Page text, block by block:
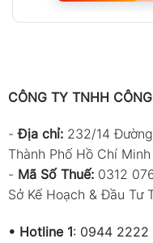
CÔNG TY TNHH
-Địa chỉ: 232/14
Thành Phố Hồ Chí Minh
- Mã Số Thuế: 0312
Sở Kế Hoạch & Đầu Tư
• Hotline 1: 0944 2222